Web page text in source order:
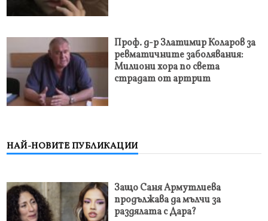
Проф. д-р Златимир Коларов за
ревматичните заболявания:
Милиони хора по света
страдат от артрит
НАЙ-НОВИТЕ ПУБЛИКАЦИИ
Защо Саня Армутлиева
продължава да мълчи за
раздялата с Дара?